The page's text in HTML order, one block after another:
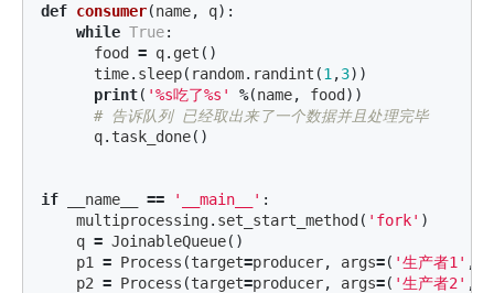
def consumer(name, q):
while True:
food = q. get ()
time. sleep( random. randint (1 ,3))
print( '%s吃了%s' %(name, food))
q. task_done()
if __name__ == '__main__' :
multiprocessing. set_start_method( 'fork' )
q = JoinableQueue()
p1
= Process (target=producer, args=( '生产者1' ,
p2 = Process (target=producer, args=( '生产者2' ,